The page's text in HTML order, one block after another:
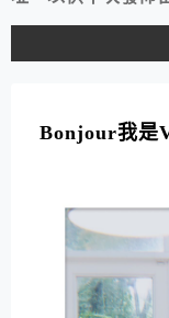
Bonjour我是